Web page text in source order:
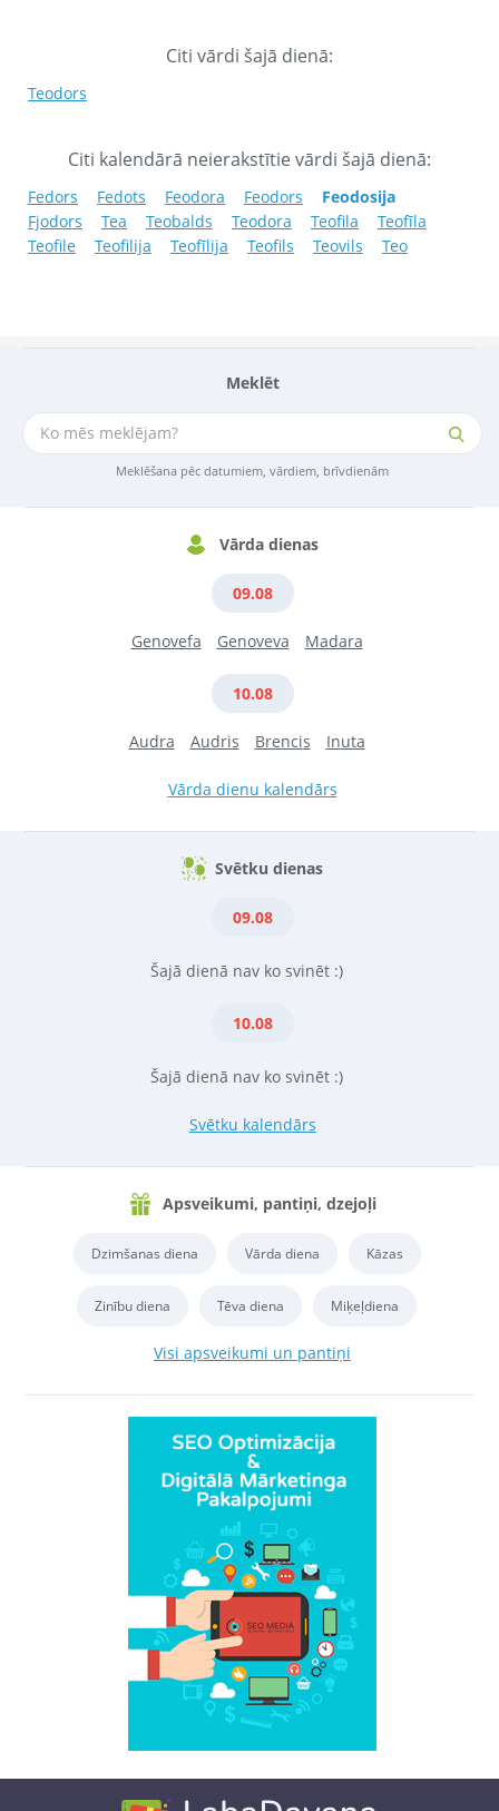
Meklēt
Meklēšana pēc datumiem, vārdiem, brīvdienām
Vārda dienas
09.08
Genovefa Genoveva Madara
10.08
Audra Audris Brencis Inuta
Vārda dienu kalendārs
Svētku dienas
09.08
Šajā dienā nav ko svinēt :)
10.08
Šajā dienā nav ko svinēt :)
Svētku kalendārs
Apsveikumi, pantiņi, dzejoļi
Dzimšanas diena Vārda diena Kāzas
Zinību diena Tēva diena Miķeļdiena
Visi apsveikumi un pantiņi
Citi vārdi šajā dienā:
Teodors
Citi kalendārā neierakstītie vārdi šajā dienā:
Fedors Fedots Feodora Feodors
Feodosija
Fjodors
Tea Teobalds Teodora Teofila
Teofīla
Teofile
Teofilija Teofīlija Teofils Teovils Teo